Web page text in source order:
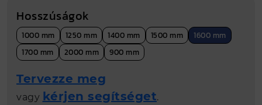
Hosszúságok
1000 mm 1250 mm 1400 mm 1500 mm
1600 mm
1700 mm
2000 mm 900 mm
Tervezze meg
vagy kérjen segítséget.
Bruttó ár (Ft) 4720 Ft
Fm 1.6 folyóméter
Gyártási hely Nyíregyháza
Méret (mm) 160 mm